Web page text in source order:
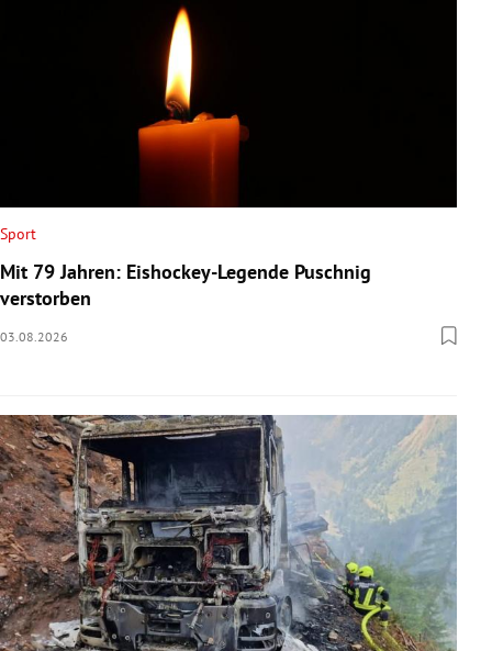
Sport
Mit 79 Jahren: Eishockey-Legende Puschnig
verstorben
03.08.2026